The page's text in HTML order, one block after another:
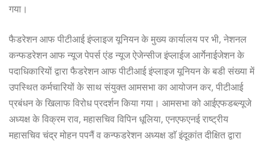
गया।
फैडरेशन आफ पीटीआई इंप्लाइज यूनियन के मुख्य कार्यालय पर भी, नेशनल
कन्फडरेशन आफ न्यूज पेपर्स एंड न्यूज ऐजेन्सीज इंप्लाईज आर्गेनाईजेशन के
पदाधिकारियों द्वारा फैडरेशन आफ पीटीआई इंप्लाइज यूनियन के बडी संख्या में
उपस्थित कर्मचारियों के साथ संयुक्त आमसभा का आयोजन कर, पीटीआई
प्रबंधन के खिलाफ विरोध प्रदर्शन किया गया। आमसभा को आईएफडब्ल्यूजे
अध्यक्ष के विक्रम राव, महासचिव विपिन धूलिया, एनएफएनई राष्ट्रीय
महासचिव चंद्र मोहन पपनैं व कन्फडरेशन अध्यक्ष डाॅ इंदूकांत दीक्षित द्वारा